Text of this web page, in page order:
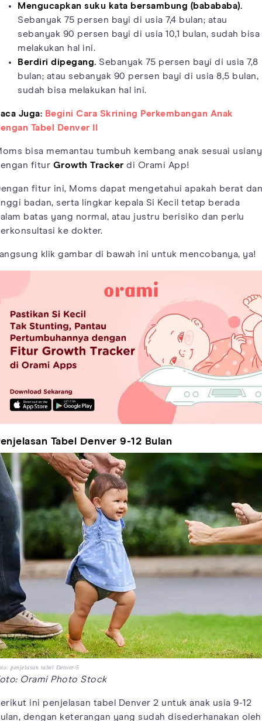
Mengucapkan suku kata bersambung (babababa).
Sebanyak 75 persen bayi di usia 7,4 bulan; atau
sebanyak 90 persen bayi di usia 10,1 bulan, sudah bisa
melakukan hal ini.
Berdiri dipegang. Sebanyak 75 persen bayi di usia 7,8
bulan; atau sebanyak 90 persen bayi di usia 8,5 bulan,
sudah bisa melakukan hal ini.
Juga: Begini Cara Skrining Perkembangan Anak
Tabel Denver II
bisa memantau tumbuh kembang anak sesuai
fitur Growth Tracker di Orami App!
fitur ini, Moms dapat mengetahui apakah berat dan
badan, serta lingkar kepala Si Kecil tetap berada
batas yang normal, atau justru berisiko dan perlu
ke dokter.
klik gambar di bawah ini untuk mencobanya, ya!
Tabel Denver 9-12 Bulan
penjelasan tabel Denver-5
Orami Photo Stock
ini penjelasan tabel Denver 2 untuk anak usia 9-12
dengan keterangan yang sudah disederhanakan oleh